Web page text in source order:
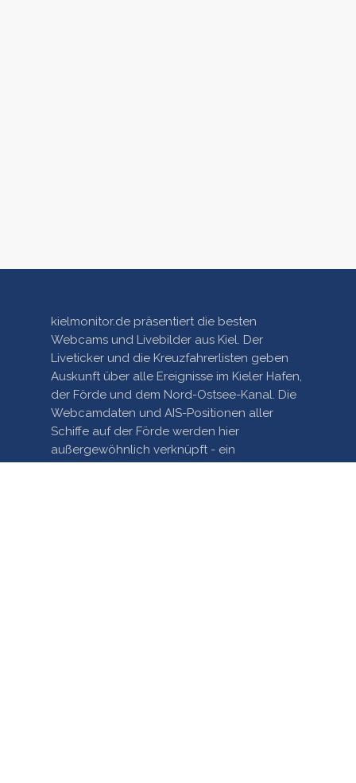
kielmonitor.de präsentiert die besten
Webcams und Livebilder aus Kiel. Der
Liveticker und die Kreuzfahrerlisten geben
Auskunft über alle Ereignisse im Kieler Hafen,
der Förde und dem Nord-Ostsee-Kanal. Die
Webcamdaten und AIS-Positionen aller
Schiffe auf der Förde werden hier
außergewöhnlich verknüpft - ein